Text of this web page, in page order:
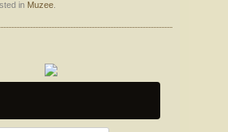
in Muzee